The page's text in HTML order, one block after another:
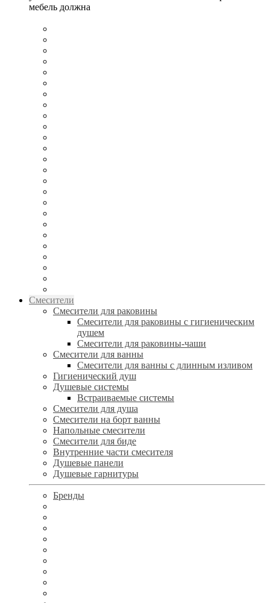
мебель должна
Смесители
Смесители для раковины
Смесители для раковины с гигиеническим
душем
Смесители для раковины-чаши
Смесители для ванны
Смесители для ванны с длинным изливом
Гигиенический душ
Душевые системы
Встраиваемые системы
Смесители для душа
Смесители на борт ванны
Напольные смесители
Смесители для биде
Внутренние части смесителя
Душевые панели
Душевые гарнитуры
Бренды